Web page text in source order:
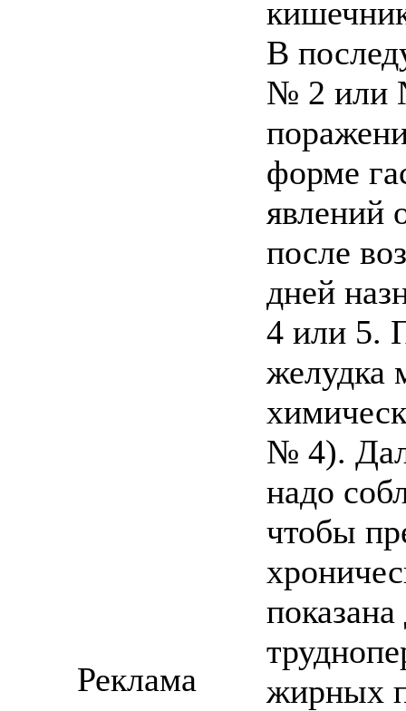
В
№ 2 или
форме
явлений
после
дней
4 или 5.
желудка
№ 4).
надо
чтобы
жирных
Реклама